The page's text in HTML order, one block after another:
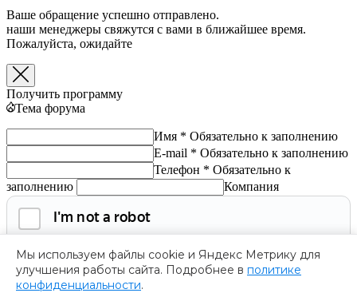
Мы используем файлы cookie и Яндекс Метрику для
улучшения работы сайта. Подробнее в политике
конфиденциальности.
Ваше обращение успешно отправлено.
наши менеджеры свяжутся с вами в ближайшее время.
Пожалуйста, ожидайте
Получить программу
Тема форума
Имя * Обязательно к заполнению
E-mail * Обязательно к заполнению
Телефон * Обязательно к
заполнению
Компания